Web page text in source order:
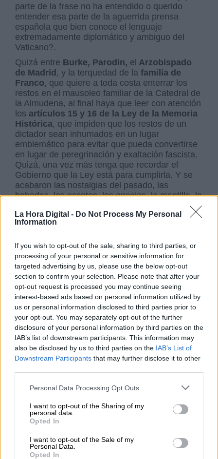
La Hora Digital - Do Not Process My Personal
Information
If you wish to opt-out of the sale, sharing to third parties, or
processing of your personal or sensitive information for
targeted advertising by us, please use the below opt-out
section to confirm your selection. Please note that after your
opt-out request is processed you may continue seeing
interest-based ads based on personal information utilized by
us or personal information disclosed to third parties prior to
your opt-out. You may separately opt-out of the further
disclosure of your personal information by third parties on the
IAB’s list of downstream participants. This information may
also be disclosed by us to third parties on the IAB’s List of
Downstream Participants that may further disclose it to other
Personal Data Processing Opt Outs
I want to opt-out of the Sharing of my
personal data.
Opted In
I want to opt-out of the Sale of my
Personal Data.
Opted In
parte de la frase no ha entendido o querido
entender esa parte de la aguerrida prensa
española que bien conoce el lenguaje
extremadamente diplomático y ambiguo del
Vaticano?.
Quizá entre Burke, Parodin, el Arzobispado
de Madrid , y la terquedad de lafamilia de
Franco, que quiere a toda costa enterrar los
restos en el mausoleo familiar de la Catedral de
la Almudena, al final haya que leer con atención
los artículos 15 y 16 de la Ley de la Memoria
Histórica, que impiden que los restos de un
dictador sean inhumados en un lugar
emblemático para evitar que pueda convertirse
en lugar de peregrinación y exaltación fascista.
Quizá, una vez más tenga que recordar el
Gobierno que la Ley está para cumplirla. Y se
acabaron las nostalgias del pasado, las
bobadas, los escotes, los encajes, la mantilla, la
Dolores de Cospedal
NOTICIAS RELACIONADAS
El Congreso cierra la investigación
de ‘Kitchen’ señalando a Rajoy y
Cospedal, excepto PP y Vox